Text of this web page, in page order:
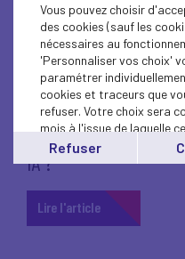
INTELLIGENCE ARTIFICIELLE
Connaissez-vous la
IA ?
Lire l'article
Vous pouvez choisir
des cookies (sauf les
nécessaires au
'Personnaliser vos choix'
paramétrer
cookies et traceurs que
refuser. Votre choix sera
mois à l'issue de laquelle
affiché..
Vous pouvez modifier
Refuser